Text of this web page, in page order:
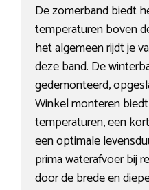
De zomerband biedt
temperaturen boven
het algemeen rijdt je
deze band. De
gedemonteerd,
Winkel monteren
temperaturen, een
een optimale
prima waterafvoer bij
door de brede en